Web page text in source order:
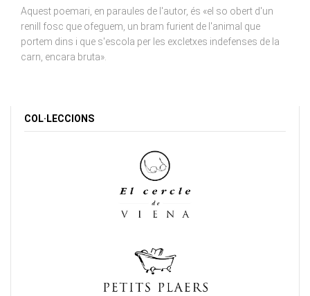
Aquest poemari, en paraules de l'autor, és «el so obert d'un
renill fosc que ofeguem, un bram furient de l'animal que
portem dins i que s'escola per les excletxes indefenses de la
carn, encara bruta».
COL·LECCIONS